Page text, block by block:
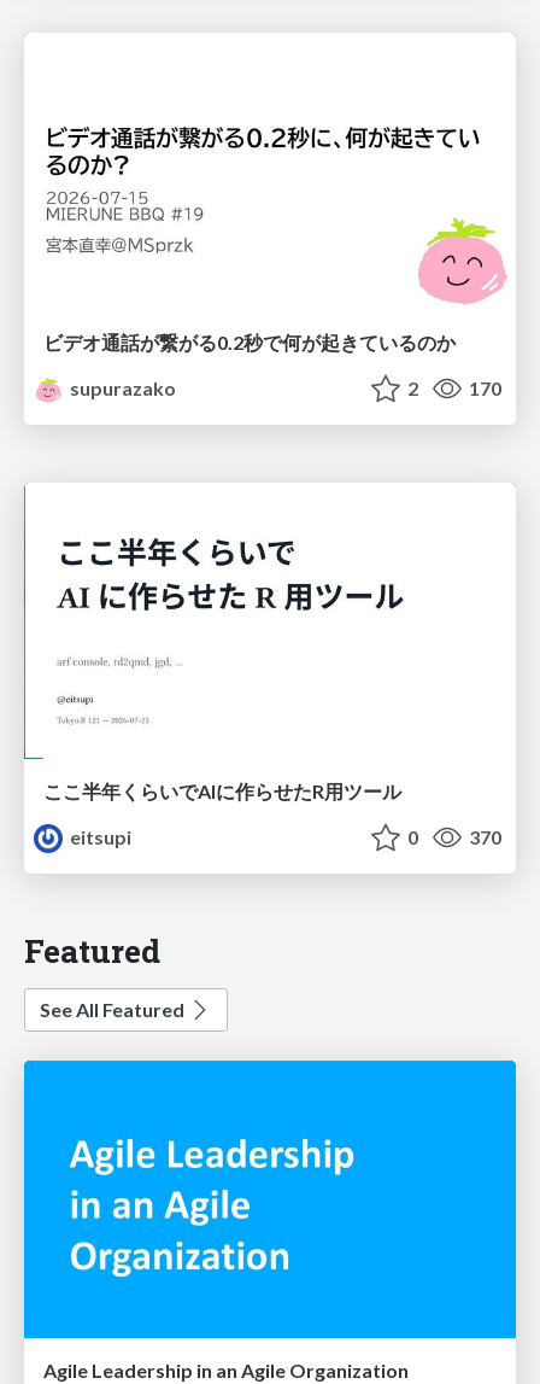
ビデオ通話が繋がる0.2秒で何が起きているのか
supurazako
2 170
ここ半年くらいでAIに作らせたR用ツール
eitsupi
0 370
Featured
See All Featured
Agile Leadership in an Agile Organization